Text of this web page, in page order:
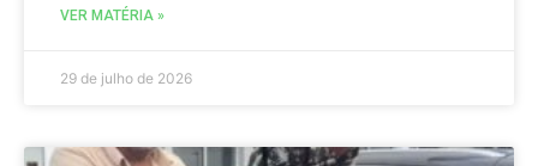
VER MATÉRIA »
29 de julho de 2026